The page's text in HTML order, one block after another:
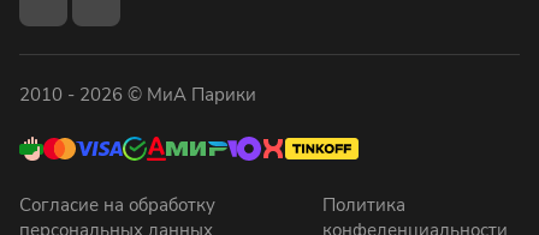
2010 - 2026 © МиА Парики
Согласие на обработку
Политика